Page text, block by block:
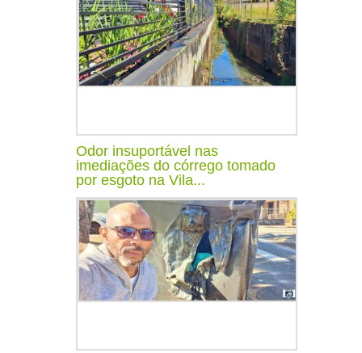
Odor insuportável nas
imediações do córrego tomado
por esgoto na Vila...